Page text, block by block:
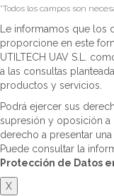
*Todos los campos son
Le informamos que los
proporcione en este
UTILTECH UAV S.L.
a las consultas
productos y servicios.
Podrá ejercer sus
supresión y oposición a
derecho a presentar
Puede consultar la
Protección de Datos
X